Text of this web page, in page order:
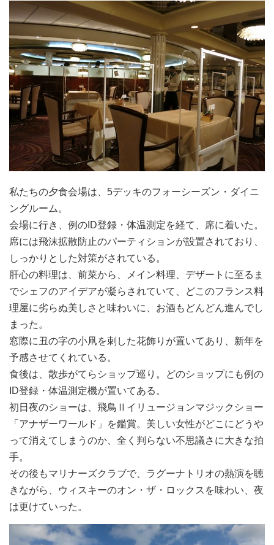
私たちの夕食会場は、5デッキのフォーシーズン・ダイニ
ングルーム。
会場に行き、例のID登録・体温測定を経て、席に着いた。
席には飛沫拡散防止のパーティションが設置されており、
しっかりとした対策がされている。
肝心の料理は、前菜から、メイン料理、デザートに至るま
でシェフのアイデアが凝らされていて、どこのフランス料
理屋に劣らぬ美しさと味わいに、お酒もどんどん進んでし
まった。
窓際に丑の字の小凧を刺した花飾りが置いてあり、新年を
予感させてくれている。
食後は、散歩がてらショップ巡り。どのショップにも例の
ID登録・体温測定機が置いてある。
初日夜のショーは、飛鳥Ⅱイリュージョンマジックショー
「アナザーワールド」を鑑賞。美しい女性がどこにどうや
って消えてしまうのか、全く判らない不思議さに大きな拍
手。
その後もマリナーズクラブで、ラグーナトリオの熱演を聴
きながら、ウィスキーのオン・ザ・ロックスを味わい、夜
は更けていった。